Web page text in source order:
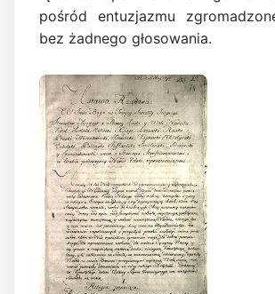
pośród entuzjazmu
bez żadnego głosowania.